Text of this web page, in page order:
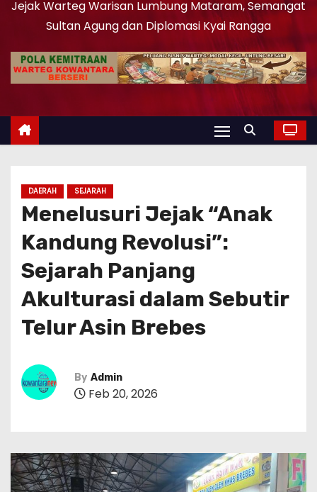
Jejak Warteg Warisan Lumbung Mataram, Semangat
Sultan Agung dan Diplomasi Kyai Rangga
DAERAH SEJARAH
Menelusuri Jejak “Anak
Kandung Revolusi”:
Sejarah Panjang
Akulturasi dalam Sebutir
Telur Asin Brebes
By Admin
Feb 20, 2026